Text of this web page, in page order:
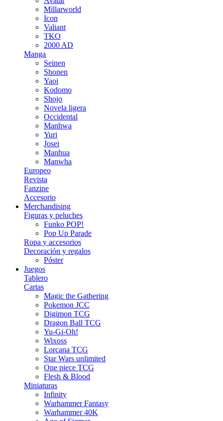
Millarworld
Icon
Valiant
TKO
2000 AD
Manga
Seinen
Shonen
Yaoi
Kodomo
Shojo
Novela ligera
Occidental
Manhwa
Yuri
Josei
Manhua
Manwha
Europeo
Revista
Fanzine
Accesorio
Merchandising
Figuras y peluches
Funko POP!
Pop Up Parade
Ropa y accesorios
Decoración y regalos
Póster
Juegos
Tablero
Cartas
Magic the Gathering
Pokemon JCC
Digimon TCG
Dragon Ball TCG
Yu-Gi-Oh!
Wixoss
Lorcana TCG
Star Wars unlimited
One piece TCG
Flesh & Blood
Miniaturas
Infinity
Warhammer Fantasy
Warhammer 40K